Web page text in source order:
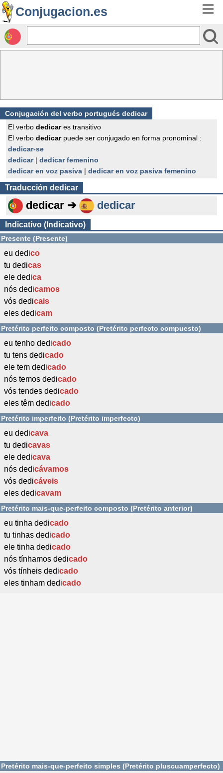
Conjugacion.es
Conjugación del verbo portugués dedicar
El verbo dedicares transitivo
El verbo dedicarpuede ser conjugado en forma pronominal :
dedicar-se
dedicar| dedicar femenino
dedicar en voz pasiva | dedicar en voz pasiva femenino
Traducción dedicar
dedicar ➔ dedicar
Indicativo (Indicativo)
Presente (Presente)
eu dedico
tu dedicas
ele dedica
nós dedicamos
vós dedicais
eles dedicam
Pretérito perfeito composto (Pretérito perfecto compuesto)
eu tenho dedicado
tu tens dedicado
ele tem dedicado
nós temos dedicado
vós tendes dedicado
eles têm dedicado
Pretérito imperfeito (Pretérito imperfecto)
eu dedicava
tu dedicavas
ele dedicava
nós dedicávamos
vós dedicáveis
eles dedicavam
Pretérito mais-que-perfeito composto (Pretérito anterior)
eu tinha dedicado
tu tinhas dedicado
ele tinha dedicado
nós tínhamos dedicado
vós tínheis dedicado
eles tinham dedicado
Pretérito mais-que-perfeito simples (Pretérito pluscuamperfecto)